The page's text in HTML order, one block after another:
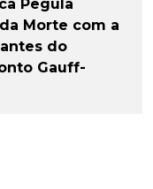
Pegula
Morte com a
do
Gauff-